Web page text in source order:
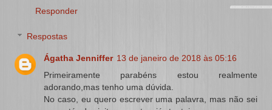
Responder
Respostas
Ágatha Jenniffer 13 de janeiro de 2018 às 05:16
Primeiramente parabéns estou realmente
adorando,mas tenho uma dúvida.
No caso, eu quero escrever uma palavra, mas não sei